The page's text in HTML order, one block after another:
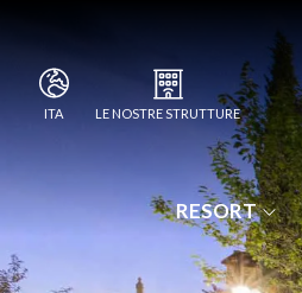
RESORT
ITA LE NOSTRE STRUTTURE
I BORGHI DELLA SELVACCIA
POGGIO CENNINA RESORT